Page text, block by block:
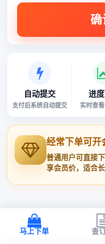
自动提交
支付后系统自动提交
进
实时查
经常下单可开
普通用户可直接
享会员价，适合长
马上下单 查